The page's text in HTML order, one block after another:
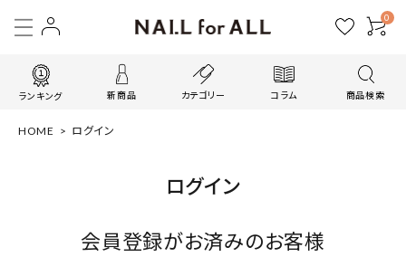
0
ランキング 新商品 カテゴリー コラム 商品検索
HOME ログイン
ログイン
会員登録がお済みのお客様